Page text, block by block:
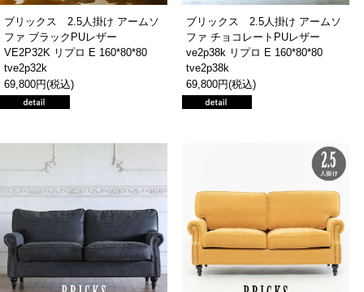
ブリックス 2.5人掛け アームソ
ファ ブラックPUレザー
VE2P32K リプロ E 160*80*80
tve2p32k
69,800円(税込)
ブリックス 2.5人掛け アームソ
ファ チョコレートPUレザー
ve2p38k リプロ E 160*80*80
tve2p38k
69,800円(税込)